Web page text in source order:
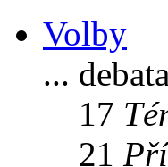
Volby
...
17
21